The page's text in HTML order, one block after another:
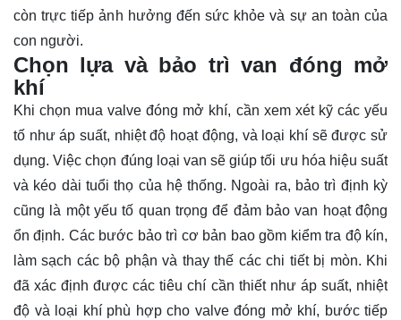
còn trực tiếp ảnh hưởng đến sức khỏe và sự an toàn của
con người.
Chọn lựa và bảo trì van đóng mở
khí
Khi chọn mua valve đóng mở khí, cần xem xét kỹ các yếu
tố như áp suất, nhiệt độ hoạt động, và loại khí sẽ được sử
dụng. Việc chọn đúng loại van sẽ giúp tối ưu hóa hiệu suất
và kéo dài tuổi thọ của hệ thống. Ngoài ra, bảo trì định kỳ
cũng là một yếu tố quan trọng để đảm bảo van hoạt động
ổn định. Các bước bảo trì cơ bản bao gồm kiểm tra độ kín,
làm sạch các bộ phận và thay thế các chi tiết bị mòn. Khi
đã xác định được các tiêu chí cần thiết như áp suất, nhiệt
độ và loại khí phù hợp cho valve đóng mở khí, bước tiếp